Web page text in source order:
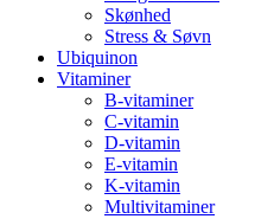
Skønhed
Stress & Søvn
Ubiquinon
Vitaminer
B-vitaminer
C-vitamin
D-vitamin
E-vitamin
K-vitamin
Multivitaminer